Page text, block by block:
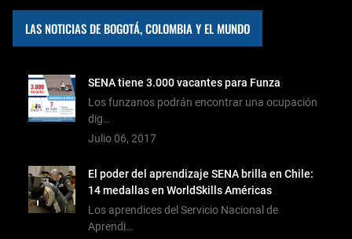
LAS NOTICIAS DE BOGOTÁ, COLOMBIA Y EL MUNDO
SENA tiene 3.000 vacantes para Funza
Los funzanos podrán encontrar una ocupación
dig…
Julio 06, 2017
El poder del aprendizaje SENA brilla en Chile:
14 medallas en WorldSkills Américas
Los aprendices del Servicio Nacional de
Aprendi…